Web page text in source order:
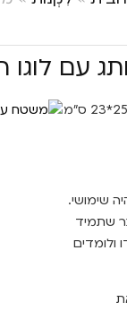
עם לוגו
משטח עור סליקון לעכבר ממותג עם לוגו חברה בגודל 25.3*23 ס"מ
שימושי.
שתמיד
ולומדים